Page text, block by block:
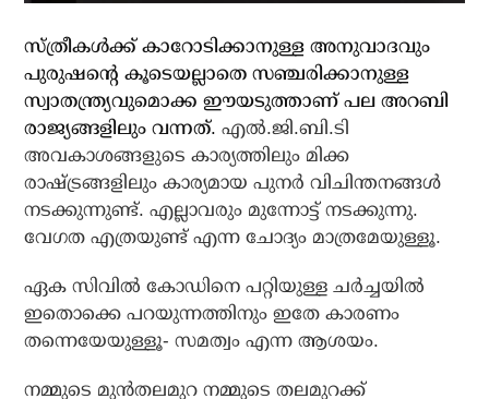
സ്ത്രീകള്‍ക്ക് കാറോടിക്കാനുള്ള അനുവാദവും
പുരുഷന്റെ കൂടെയല്ലാതെ സഞ്ചരിക്കാനുള്ള
സ്വാതന്ത്ര്യവുമൊക്ക ഈയടുത്താണ് പല അറബി
രാജ്യങ്ങളിലും വന്നത്. എല്‍.ജി.ബി.ടി
അവകാശങ്ങളുടെ കാര്യത്തിലും മിക്ക
രാഷ്ട്രങ്ങളിലും കാര്യമായ പുനര്‍ വിചിന്തനങ്ങള്‍
നടക്കുന്നുണ്ട്. എല്ലാവരും മുന്നോട്ട് നടക്കുന്നു.
വേഗത എത്രയുണ്ട് എന്ന ചോദ്യം മാത്രമേയുള്ളൂ.
ഏക സിവില്‍ കോഡിനെ പറ്റിയുള്ള ചര്‍ച്ചയില്‍
ഇതൊക്കെ പറയുന്നത്തിനും ഇതേ കാരണം
തന്നെയേയുള്ളൂ- സമത്വം എന്ന ആശയം.
നമ്മുടെ മുന്‍തലമുറ നമ്മുടെ തലമുറക്ക്